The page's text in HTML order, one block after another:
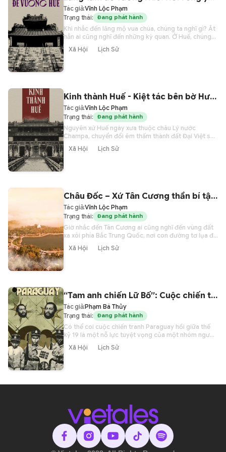
Tác giả:Vĩnh Lộc Phạm
Trạng thái:
Đang phát hành
Khi nhắc đến lăng mộ vua chúa, chúng ta nghĩ gì? Ắt
hẳn ai cũng nghĩ đến những kỳ quan. Ở Huế, chúng
ta cũng có những lăng mộ như vậy.
Xã Hội Lịch Sử
Kinh thành Huế - Kiệt tác bên bờ Hương Giang
Tác giả:Vĩnh Lộc Phạm
Trạng thái:
Đang phát hành
Nguyên xứ Huế ngày xưa thuộc châu Lý nước
Champa, chuyển đổi êm thấm thành đất Đại Việt sau
một cuộc hôn nhân độc nhất vô nhị. Nói êm thấm thì
cũng không hẳn êm thấm, kể từ giai đoạn đó, xứ
cả về địa thế lẫn khí hậu nên xứ Huế mang vẻ gì đó u
buồn đậm màu sắc tâm linh.
Xã Hội Lịch Sử
Châu Đốc – Xứ Tân Cương thần bí tận cùng nước Việt
Tác giả:Vĩnh Lộc Phạm
Trạng thái:
Đang phát hành
Giờ nhắc đến Tân Cương ai cũng nghĩ đến vùng đất
xa xôi phía Bắc Trung Quốc, nơi con đường tơ lụa đi
ngang, nơi có tộc người Duy Ngô Nhĩ đẹp như tiên
nga giáng trần, quê hương của Địch Lệ Nhiệt Ba, Cổ
Xã Hội Lịch Sử
“Tam anh chiến Lữ Bố”: Cuộc chiến tiêu diệt 90% nam giới của một nước châu Mỹ
Tác giả:Phạm Bá Thủy
Trạng thái:
Đang phát hành
Có thể coi cuộc chiến tranh Paraguay hồi giữa thế
kỷ 19 là một nỗ lực tuyệt vọng của một nhóm người
nhỏ bé để bảo vệ quyền lợi của mình, nhưng đã
khiến khoảng một nửa dân số quốc gia phải bỏ
chiến đấu bên cạnh những người già và người
láng giềng cùng lúc, đã được ghi vào Sách kỷ lục
Guinness như một trong những cuộc xung đột đẫm
máu nhất trong lịch sử.
Xã Hội Lịch Sử